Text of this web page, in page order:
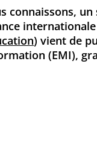
connaissons,
) vient de
(EMI),